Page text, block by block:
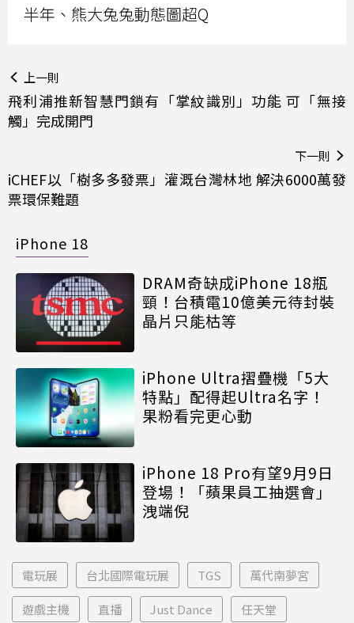
半年、熊大兔兔動態圖超Q
上一則
飛利浦推新智慧門鎖有「掌紋識別」功能 可「無接
觸」完成開門
下一則
iCHEF以「樹多多發票」灌溉台灣林地 解決6000萬發
票環保難題
iPhone 18
DRAM奇缺成iPhone 18瓶
頸！台積電10億美元待封裝
晶片只能枯等
iPhone Ultra摺疊機「5大
特點」配得起Ultra名字！
果粉看完更心動
iPhone 18 Pro有望9月9日
登場！「蘋果員工抽選會」
洩端倪
電玩展 台北國際電玩展 TGS 萬代南夢宮
遊戲主機 直播 Just Dance 任天堂